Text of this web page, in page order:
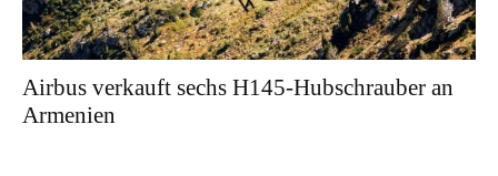
Airbus verkauft sechs H145-Hubschrauber an
Armenien